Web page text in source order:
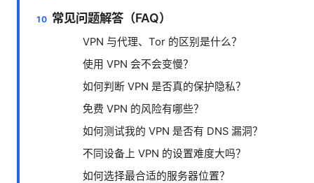
常见问题解答（FAQ）
VPN 与代理、Tor 的区别是什么？
使用 VPN 会不会变慢？
如何判断 VPN 是否真的保护隐私？
免费 VPN 的风险有哪些？
如何测试我的 VPN 是否有 DNS 漏洞？
不同设备上 VPN 的设置难度大吗？
如何选择最合适的服务器位置？